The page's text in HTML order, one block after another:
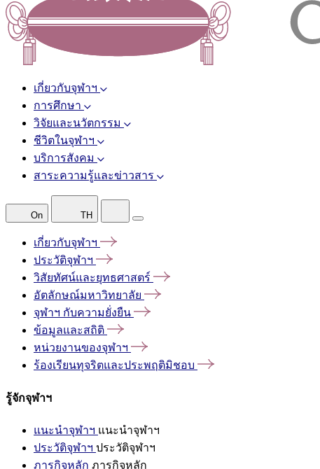
เกี่ยวกับจุฬาฯ
การศึกษา
วิจัยและนวัตกรรม
ชีวิตในจุฬาฯ
บริการสังคม
สาระความรู้และข่าวสาร
On TH
เกี่ยวกับจุฬาฯ
ประวัติจุฬาฯ
วิสัยทัศน์และยุทธศาสตร์
อัตลักษณ์มหาวิทยาลัย
จุฬาฯ กับความยั่งยืน
ข้อมูลและสถิติ
หน่วยงานของจุฬาฯ
ร้องเรียนทุจริตและประพฤติมิชอบ
รู้จักจุฬาฯ
แนะนำจุฬาฯ แนะนำจุฬาฯ
ประวัติจุฬาฯ ประวัติจุฬาฯ
ภารกิจหลัก ภารกิจหลัก